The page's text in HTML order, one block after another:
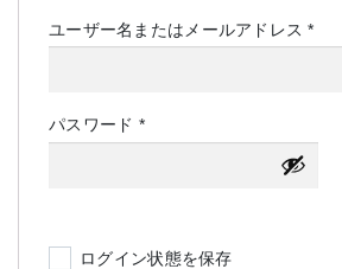
ユーザー名またはメールアドレス*必
パスワード *必
須
ログイン状態を保存